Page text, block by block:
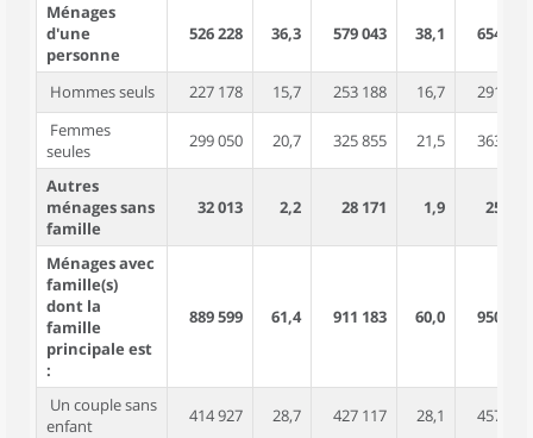
Ménages
d'une
personne
526 228 36,3 579 043 38,1 654 850
Hommes seuls 227 178 15,7 253 188 16,7
291 319
Femmes
seules
299 050 20,7 325 855 21,5 363 531
Autres
ménages sans
famille
32 013 2,2 28 171 1,9 25 247
Ménages avec
famille(s)
dont la
famille
principale est
:
889 599 61,4 911 183 60,0 950 478
Un couple sans
enfant
414 927 28,7 427 117 28,1 457 929